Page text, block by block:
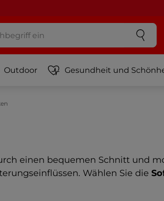
Outdoor Gesundheit und
einen bequemen Schnitt und
Wählen Sie die